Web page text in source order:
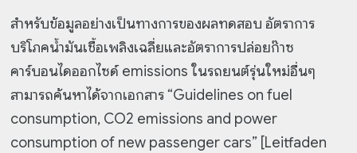
สำหรับข้อมูลอย่างเป็นทางการของผลทดสอบ อัตราการ
บริโภคน้ำมันเชื้อเพลิงเฉลี่ยและอัตราการปล่อยก๊าซ
คาร์บอนไดออกไซด์ emissions ในรถยนต์รุ่นใหม่อื่นๆ
สามารถค้นหาได้จากเอกสาร “Guidelines on fuel
consumption, CO2 emissions and power
consumption of new passenger cars” [Leitfaden